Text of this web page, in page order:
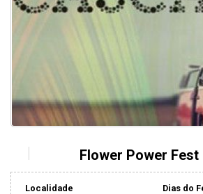
Flower Power Fest
Localidade Dias do